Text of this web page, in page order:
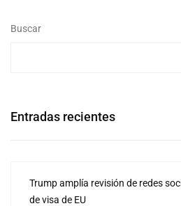
Buscar
Entradas recientes
Trump amplía revisión de redes
de visa de EU